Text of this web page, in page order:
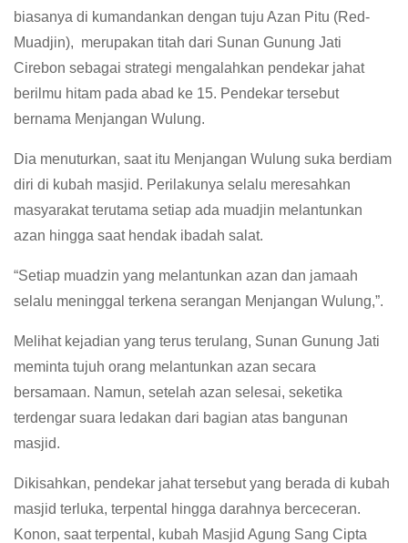
biasanya di kumandankan dengan tuju Azan Pitu (Red-
Muadjin), merupakan titah dari Sunan Gunung Jati
Cirebon sebagai strategi mengalahkan pendekar jahat
berilmu hitam pada abad ke 15. Pendekar tersebut
bernama Menjangan Wulung.
Dia menuturkan, saat itu Menjangan Wulung suka berdiam
diri di kubah masjid. Perilakunya selalu meresahkan
masyarakat terutama setiap ada muadjin melantunkan
azan hingga saat hendak ibadah salat.
“Setiap muadzin yang melantunkan azan dan jamaah
selalu meninggal terkena serangan Menjangan Wulung,”.
Melihat kejadian yang terus terulang, Sunan Gunung Jati
meminta tujuh orang melantunkan azan secara
bersamaan. Namun, setelah azan selesai, seketika
terdengar suara ledakan dari bagian atas bangunan
masjid.
Dikisahkan, pendekar jahat tersebut yang berada di kubah
masjid terluka, terpental hingga darahnya berceceran.
Konon, saat terpental, kubah Masjid Agung Sang Cipta